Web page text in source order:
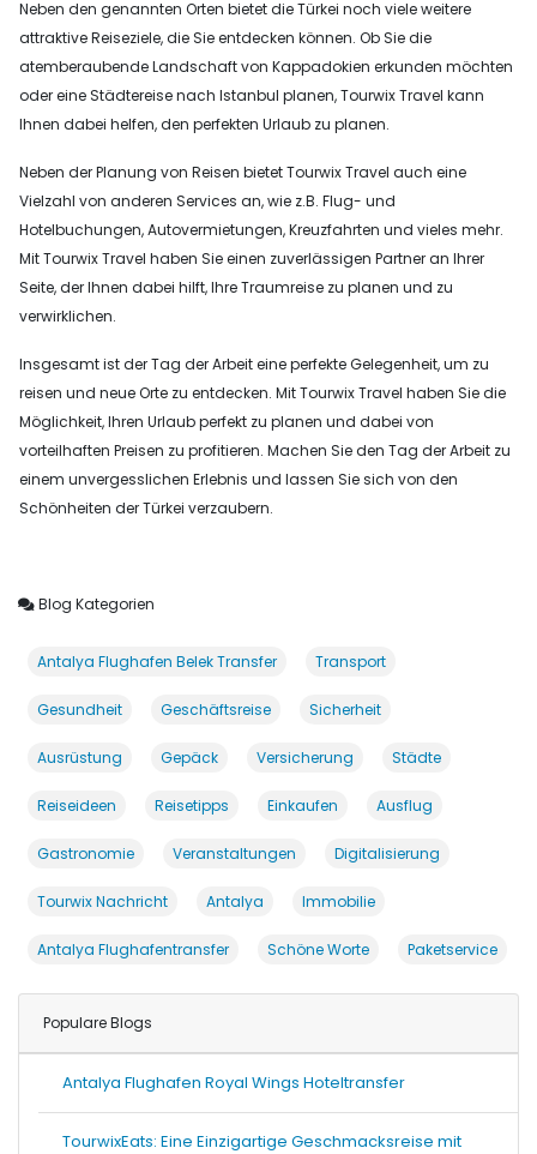
Neben den genannten Orten bietet die Türkei noch viele weitere
attraktive Reiseziele, die Sie entdecken können. Ob Sie die
atemberaubende Landschaft von Kappadokien erkunden möchten
oder eine Städtereise nach Istanbul planen, Tourwix Travel kann
Ihnen dabei helfen, den perfekten Urlaub zu planen.
Neben der Planung von Reisen bietet Tourwix Travel auch eine
Vielzahl von anderen Services an, wie z.B. Flug- und
Hotelbuchungen, Autovermietungen, Kreuzfahrten und vieles mehr.
Mit Tourwix Travel haben Sie einen zuverlässigen Partner an Ihrer
Seite, der Ihnen dabei hilft, Ihre Traumreise zu planen und zu
verwirklichen.
Insgesamt ist der Tag der Arbeit eine perfekte Gelegenheit, um zu
reisen und neue Orte zu entdecken. Mit Tourwix Travel haben Sie die
Möglichkeit, Ihren Urlaub perfekt zu planen und dabei von
vorteilhaften Preisen zu profitieren. Machen Sie den Tag der Arbeit zu
einem unvergesslichen Erlebnis und lassen Sie sich von den
Schönheiten der Türkei verzaubern.
Blog Kategorien
Antalya Flughafen Belek Transfer Transport
Gesundheit Geschäftsreise Sicherheit
Ausrüstung Gepäck Versicherung Städte
Reiseideen Reisetipps Einkaufen Ausflug
Gastronomie Veranstaltungen Digitalisierung
Tourwix Nachricht Antalya Immobilie
Antalya Flughafentransfer Schöne Worte Paketservice
Populare Blogs
Antalya Flughafen Royal Wings Hoteltransfer
TourwixEats: Eine Einzigartige Geschmacksreise mit